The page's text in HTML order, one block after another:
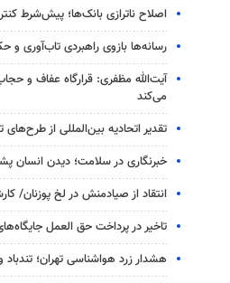
اصلاح ناترازی بانک‌ها؛ پیش‌شرط
رسانه‌ها بازوی راهبردی تاب‌آوری
آیت‌الله مظفری: قرارگاه عفاف و
می‌کند
تقدیر اتحادیه بین‌المللی از
خبرنگاری در سلامت؛ دیدن انسان
انتقاد از صیادمنش در لخ پوزنان/
تاخیر در پرداخت حق العمل
هشدار زرد هواشناسی تهران؛